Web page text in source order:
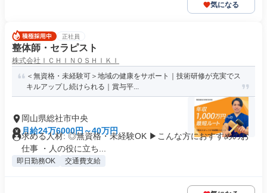
気になる
正社員
整体師・セラピスト
株式会社ＩＣＨＩＮＯＳＨＩＫＩ
＜無資格・未経験可＞地域の健康をサポート｜技術研修が充実でス
キルアップし続けられる｜賞与平...
岡山県総社市中央
月給24万6000円～40万円
求める人材: ◎無資格・未経験OK ▶︎こんな方におすすめのお
仕事 ・人の役に立ち...
即日勤務OK 交通費支給